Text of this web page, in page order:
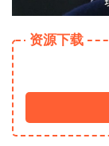
资源下载